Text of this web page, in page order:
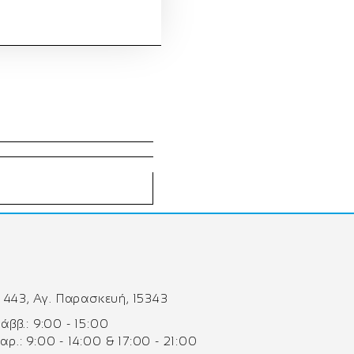
Αγ. Παρασκευή, 15343
9:00 - 15:00
9:00 - 14:00 & 17:00 - 21:00